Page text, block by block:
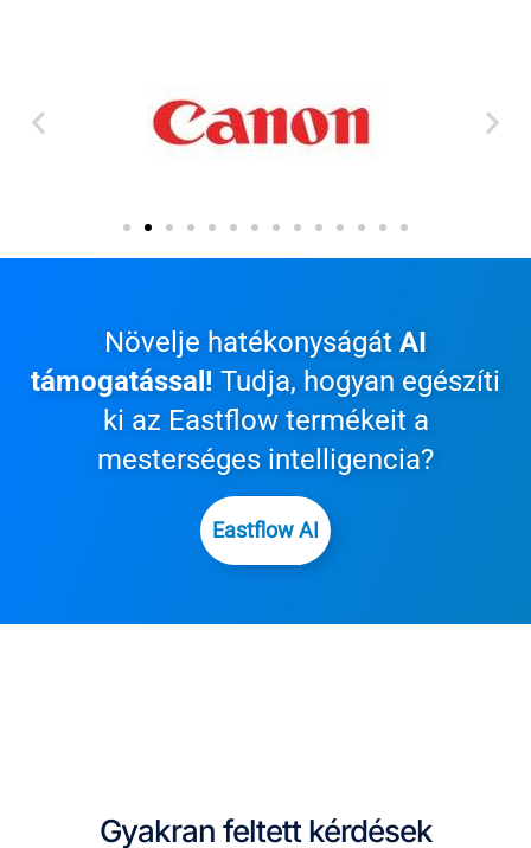
Növelje hatékonyságát AI
támogatással! Tudja, hogyan egészíti
ki az Eastflow termékeit a
mesterséges intelligencia?
Eastflow AI
Gyakran feltett kérdések